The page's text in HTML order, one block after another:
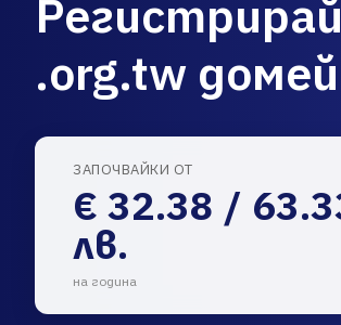
.org.tw
ЗАПОЧВАЙКИ ОТ
€ 32.38 /
лв.
на година